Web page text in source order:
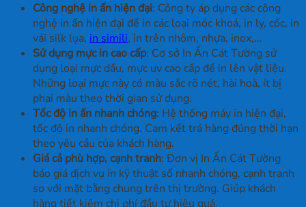
Công nghệ in ấn hiện đại: Công ty áp dụng các công
nghệ in ấn hiện đại để in các loại móc khoá, in ly, cốc, in
vải silk lụa, in simili, in trên nhôm, nhựa, inox,…
Sử dụng mực in cao cấp: Cơ sở In Ấn Cát Tường sử
dụng loại mực dầu, mực uv cao cấp để in lên vật liệu.
Những loại mực này có màu sắc rõ nét, hài hoà, ít bị
phai màu theo thời gian sử dụng.
Tốc độ in ấn nhanh chóng: Hệ thống máy in hiện đại,
tốc độ in nhanh chóng. Cam kết trả hàng đúng thời hạn
theo yêu cầu của khách hàng.
Giá cả phù hợp, cạnh tranh: Đơn vị In Ấn Cát Tường
báo giá dịch vụ in kỹ thuật số nhanh chóng, cạnh tranh
so với mặt bằng chung trên thị trường. Giúp khách
hàng tiết kiệm chi phí đầu tư hiệu quả.